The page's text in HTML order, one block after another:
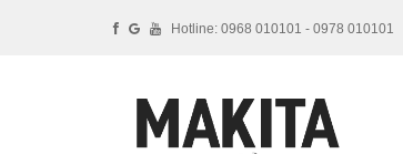
Hotline: 0968 010101 - 0978 010101